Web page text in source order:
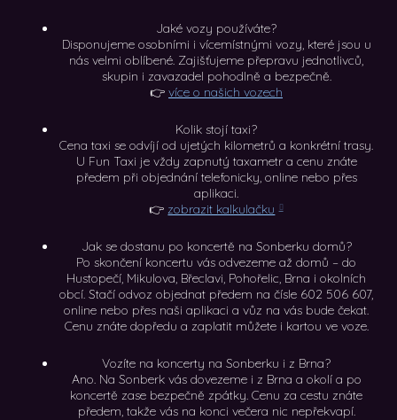
Jaké vozy používáte?
Disponujeme osobními i vícemístnými vozy, které jsou u
nás velmi oblíbené. Zajišťujeme přepravu jednotlivců,
skupin i zavazadel pohodlně a bezpečně.
👉 více o našich vozech
Kolik stojí taxi?
Cena taxi se odvíjí od ujetých kilometrů a konkrétní trasy.
U Fun Taxi je vždy zapnutý taxametr a cenu znáte
předem při objednání telefonicky, online nebo přes
aplikaci.
👉zobrazit kalkulačku
Jak se dostanu po koncertě na Sonberku domů?
Po skončení koncertu vás odvezeme až domů – do
Hustopečí, Mikulova, Břeclavi, Pohořelic, Brna i okolních
obcí. Stačí odvoz objednat předem na čísle 602 506 607,
online nebo přes naši aplikaci a vůz na vás bude čekat.
Cenu znáte dopředu a zaplatit můžete i kartou ve voze.
Vozíte na koncerty na Sonberku i z Brna?
Ano. Na Sonberk vás dovezeme i z Brna a okolí a po
koncertě zase bezpečně zpátky. Cenu za cestu znáte
předem, takže vás na konci večera nic nepřekvapí.